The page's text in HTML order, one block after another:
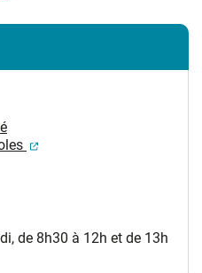
(ouverture dans un
de 8h30 à 12h et de 13h